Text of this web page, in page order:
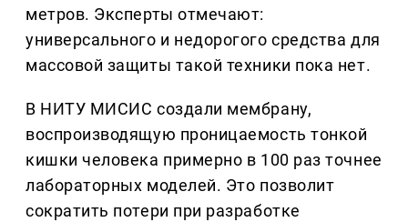
метров. Эксперты отмечают:
универсального и недорогого средства для
массовой защиты такой техники пока нет.
В НИТУ МИСИС создали мембрану,
воспроизводящую проницаемость тонкой
кишки человека примерно в 100 раз точнее
лабораторных моделей. Это позволит
сократить потери при разработке